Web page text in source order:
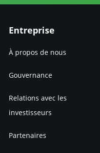
Entreprise
À propos de nous
Gouvernance
Relations avec les
investisseurs
Partenaires